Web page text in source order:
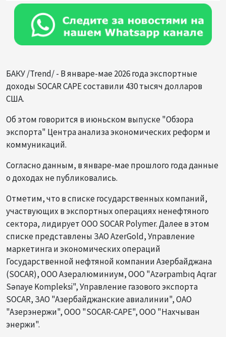
БАКУ /Trend/ - В январе-мае 2026 года экспортные
доходы SOCAR CAPE составили 430 тысяч долларов
США.
Об этом говорится в июньском выпуске "Обзора
экспорта" Центра анализа экономических реформ и
коммуникаций.
Согласно данным, в январе-мае прошлого года данные
о доходах не публиковались.
Отметим, что в списке государственных компаний,
участвующих в экспортных операциях ненефтяного
сектора, лидирует ООО SOCAR Polymer. Далее в этом
списке представлены ЗАО AzerGold, Управление
маркетинга и экономических операций
Государственной нефтяной компании Азербайджана
(SOCAR), ООО Азералюминиум, ООО "Azərpambıq Aqrar
Sənaye Kompleksi", Управление газового экспорта
SOCAR, ЗАО "Азербайджанские авиалинии", ОАО
"Азерэнержи", ООО "SOCAR-CAPE", OOO "Нахчыван
энержи".